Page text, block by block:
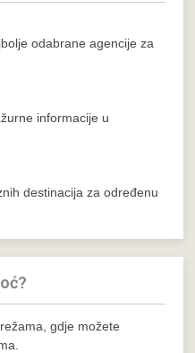
odabrane agencije za
informacije u
destinacija za određenu
gdje možete